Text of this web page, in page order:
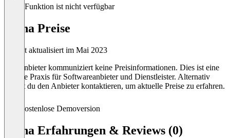
Diese Funktion ist nicht verfügbar
arena Preise
Zuletzt aktualisiert im Mai 2023
Der Anbieter kommuniziert keine Preisinformationen. Dies ist eine
übliche Praxis für Softwareanbieter und Dienstleister. Alternativ
kannst du den Anbieter kontaktieren, um aktuelle Preise zu erfahren.
Kostenlose Demoversion
arena Erfahrungen & Reviews (0)